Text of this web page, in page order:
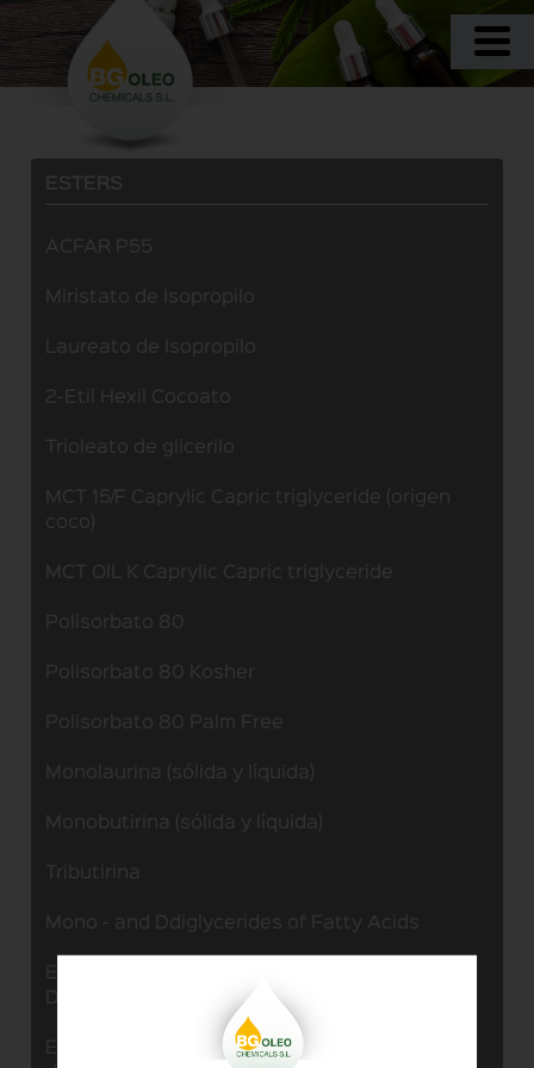
ESTERS
ACFAR P55
Miristato de Isopropilo
Laureato de Isopropilo
2-Etil Hexil Cocoato
Trioleato de glicerilo
MCT 15/F Caprylic Capric triglyceride (origen
coco)
MCT OIL K Caprylic Capric triglyceride
Polisorbato 80
Polisorbato 80 Kosher
Polisorbato 80 Palm Free
Monolaurina (sólida y líquida)
Monobutirina (sólida y líquida)
Tributirina
Mono - and Ddiglycerides of Fatty Acids
Esteres de Ácido Acético de mono y
Digliceridos
Esteres de Ácido Láctico de mono y